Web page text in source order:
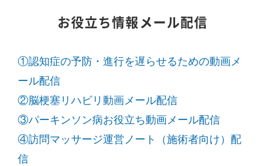
お役立ち情報メール配信
①認知症の予防・進行を遅らせるための動画メ
ール配信
②脳梗塞リハビリ動画メール配信
③パーキンソン病お役立ち動画メール配信
④訪問マッサージ運営ノート（施術者向け）配
信